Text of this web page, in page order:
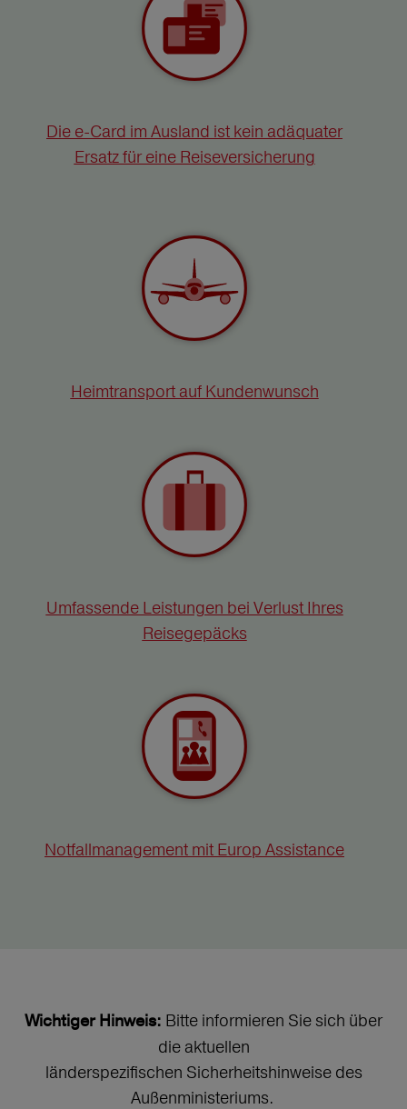
Die e-Card im Ausland ist kein adäquater
Ersatz für eine Reiseversicherung
Heimtransport auf Kundenwunsch
Umfassende Leistungen bei Verlust Ihres
Reisegepäcks
Notfallmanagement mit Europ Assistance
Wichtiger Hinweis: Bitte informieren Sie sich über
die aktuellen
länderspezifischen Sicherheitshinweise des
Außenministeriums.